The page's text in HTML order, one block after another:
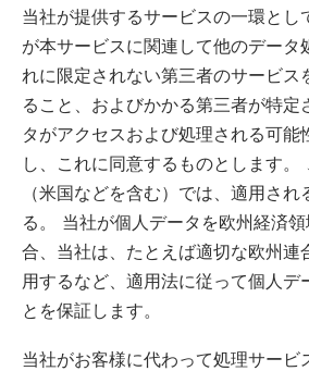
当社が提供するサービスの一環とし
が本サービスに関連して他のデータ
れに限定されない第三者のサービス
ること、およびかかる第三者が特定
タがアクセスおよび処理される可能
し、これに同意するものとします。
（米国などを含む）では、適用さ
る。 当社が個人データを欧州経済
合、当社は、たとえば適切な欧州連
用するなど、適用法に従って個人デ
とを保証します。
当社がお客様に代わって処理サービ